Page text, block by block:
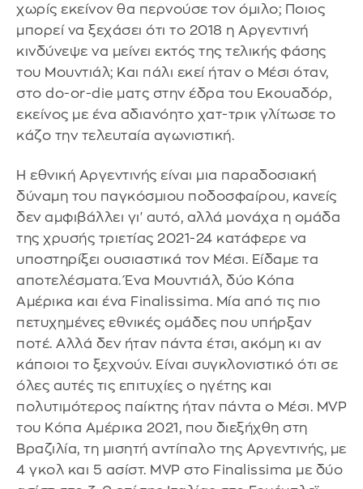
χωρίς εκείνον θα περνούσε τον όμιλο; Ποιος
μπορεί να ξεχάσει ότι το 2018 η Αργεντινή
κινδύνεψε να μείνει εκτός της τελικής φάσης
του Μουντιάλ; Και πάλι εκεί ήταν ο Μέσι όταν,
στο do-or-die ματς στην έδρα του Εκουαδόρ,
εκείνος με ένα αδιανόητο χατ-τρικ γλίτωσε το
κάζο την τελευταία αγωνιστική.
Η εθνική Αργεντινής είναι μια παραδοσιακή
δύναμη του παγκόσμιου ποδοσφαίρου, κανείς
δεν αμφιβάλλει γι' αυτό, αλλά μονάχα η ομάδα
της χρυσής τριετίας 2021-24 κατάφερε να
υποστηρίξει ουσιαστικά τον Μέσι. Είδαμε τα
αποτελέσματα. Ένα Μουντιάλ, δύο Κόπα
Αμέρικα και ένα Finalissima. Μία από τις πιο
πετυχημένες εθνικές ομάδες που υπήρξαν
ποτέ. Αλλά δεν ήταν πάντα έτσι, ακόμη κι αν
κάποιοι το ξεχνούν. Είναι συγκλονιστικό ότι σε
όλες αυτές τις επιτυχίες ο ηγέτης και
πολυτιμότερος παίκτης ήταν πάντα ο Μέσι. MVP
του Κόπα Αμέρικα 2021, που διεξήχθη στη
Βραζιλία, τη μισητή αντίπαλο της Αργεντινής, με
4 γκολ και 5 ασίστ. MVP στο Finalissima με δύο